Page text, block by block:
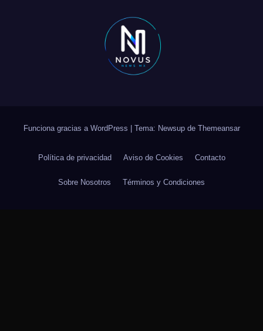
Funciona gracias a WordPress Tema: Newsup de Themeansar
Política de privacidad Aviso de Cookies Contacto
Sobre Nosotros Términos y Condiciones